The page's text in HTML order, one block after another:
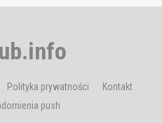
Polityka prywatności
Kontakt
push